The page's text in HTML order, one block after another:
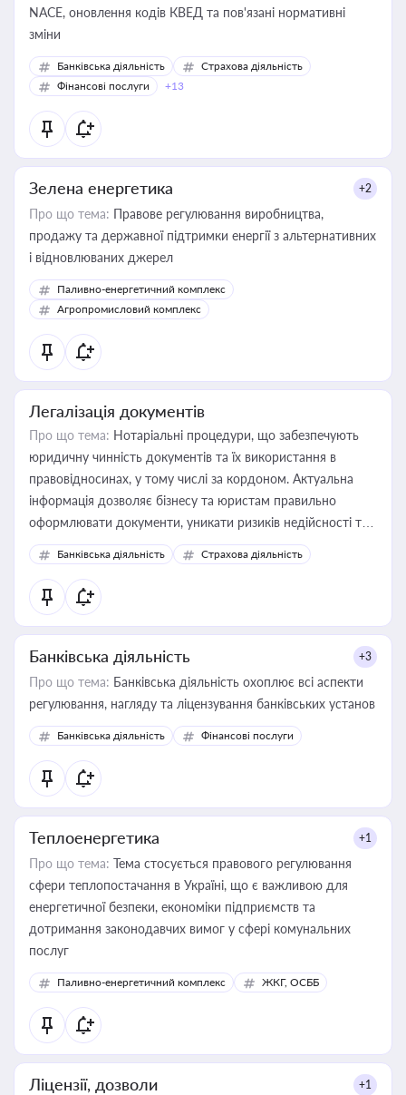
NACE, оновлення кодів КВЕД та пов'язані нормативні
зміни
Банківська діяльність
Страхова діяльність
Фінансові послуги
+13
Зелена енергетика +2
Про що тема: Правове регулювання виробництва,
продажу та державної підтримки енергії з альтернативних
і відновлюваних джерел
Паливно-енергетичний комплекс
Агропромисловий комплекс
Легалізація документів
Про що тема: Нотаріальні процедури, що забезпечують
юридичну чинність документів та їх використання в
правовідносинах, у тому числі за кордоном. Актуальна
інформація дозволяє бізнесу та юристам правильно
оформлювати документи, уникати ризиків недійсності та
забезпечувати їх належне прийняття органами влади та
контрагентами
Банківська діяльність Страхова діяльність
Банківська діяльність +3
Про що тема: Банківська діяльність охоплює всі аспекти
регулювання, нагляду та ліцензування банківських установ
Банківська діяльність Фінансові послуги
Теплоенергетика +1
Про що тема: Тема стосується правового регулювання
сфери теплопостачання в Україні, що є важливою для
енергетичної безпеки, економіки підприємств та
дотримання законодавчих вимог у сфері комунальних
послуг
Паливно-енергетичний комплекс ЖКГ, ОСББ
Ліцензії, дозволи +1